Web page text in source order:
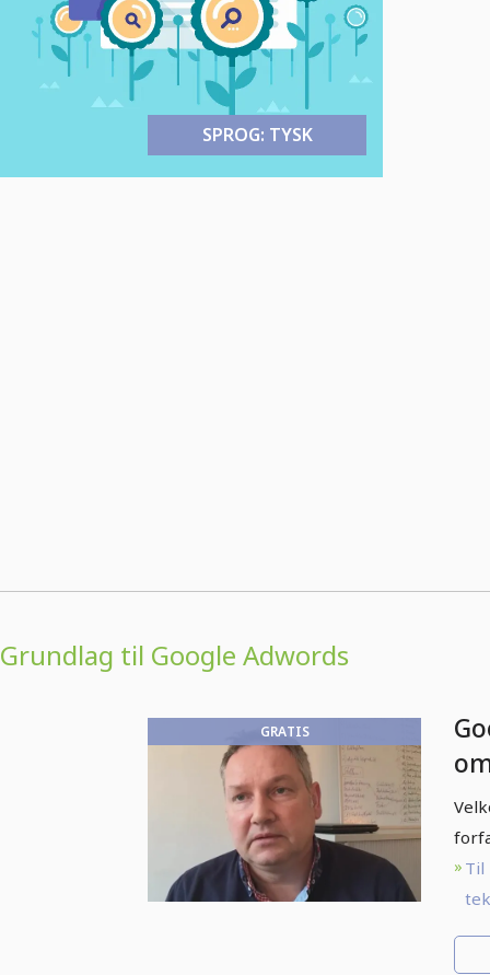
SPROG: TYSK
Grundlag til Google Adwords
GRATIS
Til